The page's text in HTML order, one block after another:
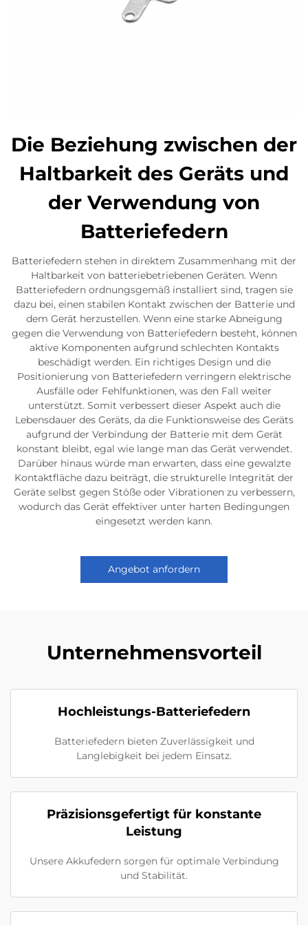
Die Beziehung zwischen der
Haltbarkeit des Geräts und
der Verwendung von
Batteriefedern
Batteriefedern stehen in direktem Zusammenhang mit der
Haltbarkeit von batteriebetriebenen Geräten. Wenn
Batteriefedern ordnungsgemäß installiert sind, tragen sie
dazu bei, einen stabilen Kontakt zwischen der Batterie und
dem Gerät herzustellen. Wenn eine starke Abneigung
gegen die Verwendung von Batteriefedern besteht, können
aktive Komponenten aufgrund schlechten Kontakts
beschädigt werden. Ein richtiges Design und die
Positionierung von Batteriefedern verringern elektrische
Ausfälle oder Fehlfunktionen, was den Fall weiter
unterstützt. Somit verbessert dieser Aspekt auch die
Lebensdauer des Geräts, da die Funktionsweise des Geräts
aufgrund der Verbindung der Batterie mit dem Gerät
konstant bleibt, egal wie lange man das Gerät verwendet.
Darüber hinaus würde man erwarten, dass eine gewalzte
Kontaktfläche dazu beiträgt, die strukturelle Integrität der
Geräte selbst gegen Stöße oder Vibrationen zu verbessern,
wodurch das Gerät effektiver unter harten Bedingungen
eingesetzt werden kann.
Angebot anfordern
Unternehmensvorteil
Hochleistungs-Batteriefedern
Batteriefedern bieten Zuverlässigkeit und
Langlebigkeit bei jedem Einsatz.
Präzisionsgefertigt für konstante
Leistung
Unsere Akkufedern sorgen für optimale Verbindung
und Stabilität.